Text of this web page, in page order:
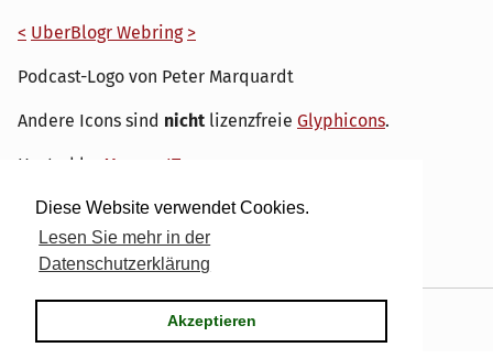
Diese Website verwendet Cookies.
Lesen Sie mehr in der
Datenschutzerklärung
Akzeptieren
< UberBlogr Webring >
Podcast-Logo von Peter Marquardt
Andere Icons sind nicht lizenzfreie Glyphicons.
Hosted by My own IT.
Serendipity& the dirk